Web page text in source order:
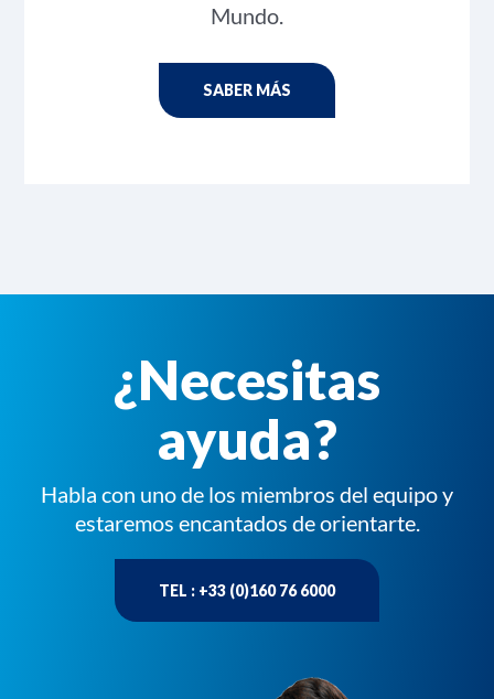
Mundo.
SABER MÁS
¿Necesitas
ayuda?
Habla con uno de los miembros del equipo y
estaremos encantados de orientarte.
TEL : +33 (0)160 76 6000